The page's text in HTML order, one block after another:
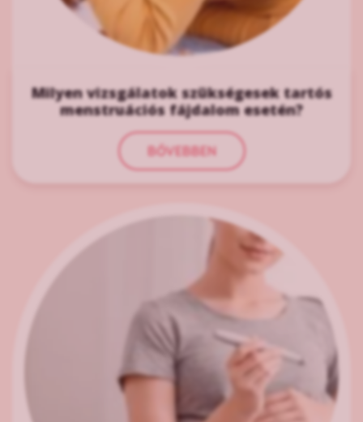
Milyen vizsgálatok szükségesek tartós
menstruációs fájdalom esetén?
BŐVEBBEN